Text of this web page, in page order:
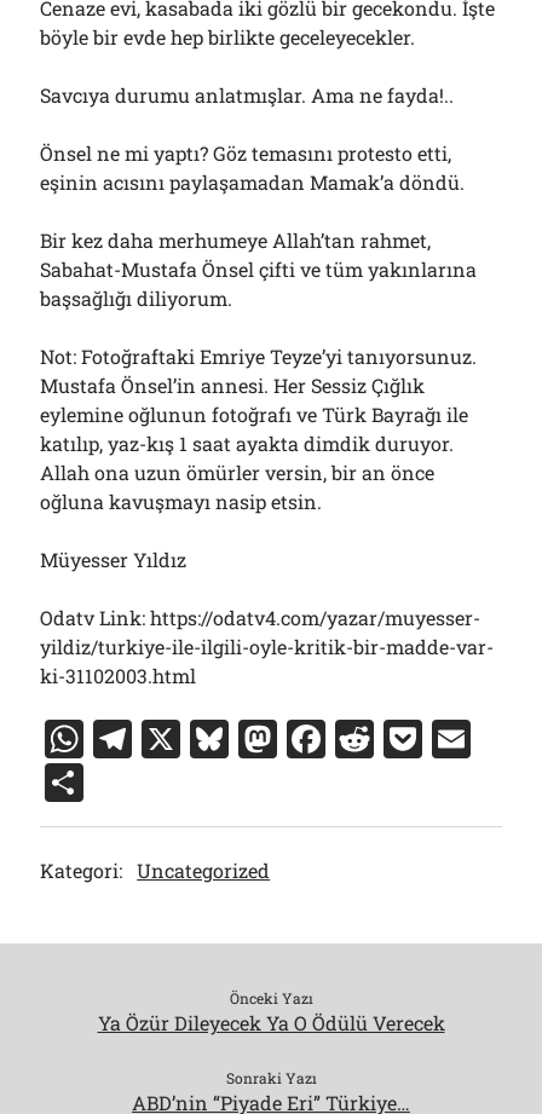
Cenaze evi, kasabada iki gözlü bir gecekondu. İşte
böyle bir evde hep birlikte geceleyecekler.
Savcıya durumu anlatmışlar. Ama ne fayda!..
Önsel ne mi yaptı? Göz temasını protesto etti,
eşinin acısını paylaşamadan Mamak’a döndü.
Bir kez daha merhumeye Allah’tan rahmet,
Sabahat-Mustafa Önsel çifti ve tüm yakınlarına
başsağlığı diliyorum.
Not: Fotoğraftaki Emriye Teyze’yi tanıyorsunuz.
Mustafa Önsel’in annesi. Her Sessiz Çığlık
eylemine oğlunun fotoğrafı ve Türk Bayrağı ile
katılıp, yaz-kış 1 saat ayakta dimdik duruyor.
Allah ona uzun ömürler versin, bir an önce
oğluna kavuşmayı nasip etsin.
Müyesser Yıldız
Odatv Link: https://odatv4.com/yazar/muyesser-
yildiz/turkiye-ile-ilgili-oyle-kritik-bir-madde-var-
ki-31102003.html
W
at
s
A
p
T
e
gr
a
m
X Bl
e
s
k
y
M
st
o
F
c
o
k
R
d
P
c ai
h
ar
e
Kategori: Uncategorized
Önceki Yazı
Ya Özür Dileyecek Ya O Ödülü Verecek
Sonraki Yazı
ABD’nin “Piyade Eri” Türkiye…